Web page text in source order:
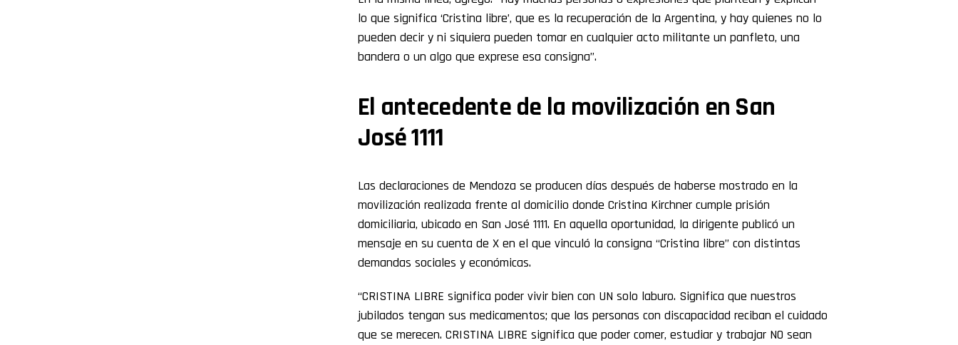
lo que significa ‘Cristina libre’, que es la recuperación de la Argentina, y hay quienes no lo
pueden decir y ni siquiera pueden tomar en cualquier acto militante un panfleto, una
bandera o un algo que exprese esa consigna”.
El antecedente de la movilización en San
José 1111
Las declaraciones de Mendoza se producen días después de haberse mostrado en la
movilización realizada frente al domicilio donde Cristina Kirchner cumple prisión
domiciliaria, ubicado en San José 1111. En aquella oportunidad, la dirigente publicó un
mensaje en su cuenta de X en el que vinculó la consigna “Cristina libre” con distintas
demandas sociales y económicas.
“CRISTINA LIBRE significa poder vivir bien con UN solo laburo. Significa que nuestros
jubilados tengan sus medicamentos; que las personas con discapacidad reciban el cuidado
que se merecen. CRISTINA LIBRE significa que poder comer, estudiar y trabajar NO sean